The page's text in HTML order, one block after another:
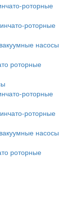
роторные
роторные
насосы
роторные
роторные
роторные
насосы
роторные